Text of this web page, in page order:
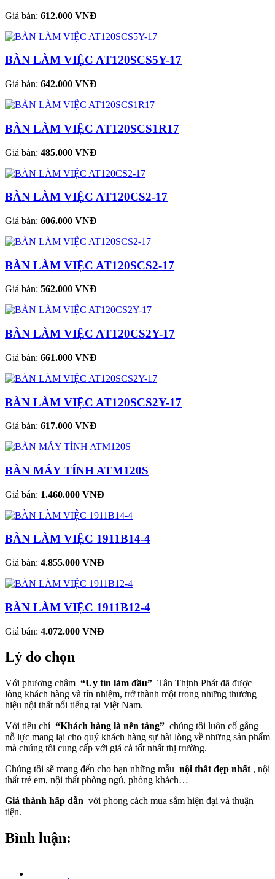
Giá bán: 612.000 VNĐ
BÀN LÀM VIỆC AT120SCS5Y-17
Giá bán: 642.000 VNĐ
BÀN LÀM VIỆC AT120SCS1R17
Giá bán: 485.000 VNĐ
BÀN LÀM VIỆC AT120CS2-17
Giá bán: 606.000 VNĐ
BÀN LÀM VIỆC AT120SCS2-17
Giá bán: 562.000 VNĐ
BÀN LÀM VIỆC AT120CS2Y-17
Giá bán: 661.000 VNĐ
BÀN LÀM VIỆC AT120SCS2Y-17
Giá bán: 617.000 VNĐ
BÀN MÁY TÍNH ATM120S
Giá bán: 1.460.000 VNĐ
BÀN LÀM VIỆC 1911B14-4
Giá bán: 4.855.000 VNĐ
BÀN LÀM VIỆC 1911B12-4
Giá bán: 4.072.000 VNĐ
Lý do chọn
Với phương châm “Uy tín làm đầu” Tân Thịnh Phát đã được
lòng khách hàng và tín nhiệm, trở thành một trong những thương
hiệu nội thất nổi tiếng tại Việt Nam.
Với tiêu chí “Khách hàng là nền tảng” chúng tôi luôn cố gắng
nỗ lực mang lại cho quý khách hàng sự hài lòng về những sản phẩm
mà chúng tôi cung cấp với giá cả tốt nhất thị trường.
Chúng tôi sẽ mang đến cho bạn những mẫu nội thất đẹp nhất , nội
thất trẻ em, nội thất phòng ngủ, phòng khách…
Giá thành hấp dẫn với phong cách mua sắm hiện đại và thuận
tiện.
Bình luận: